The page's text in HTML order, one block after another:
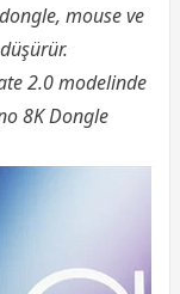
mouse ve
2.0 modelinde
8K Dongle